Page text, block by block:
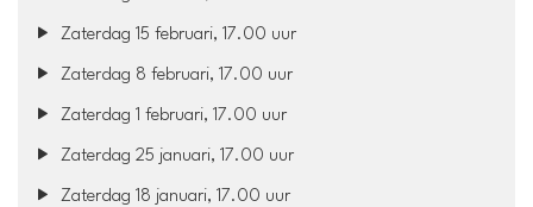
Zaterdag 15 februari, 17.00 uur
Zaterdag 8 februari, 17.00 uur
Zaterdag 1 februari, 17.00 uur
Zaterdag 25 januari, 17.00 uur
Zaterdag 18 januari, 17.00 uur